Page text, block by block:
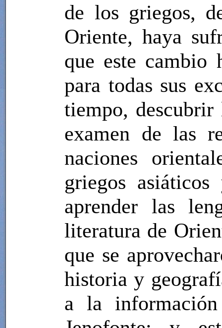
de los griegos,
Oriente, haya
que este cambio
para todas sus
tiempo,
examen de las
naciones
griegos
aprender las
literatura de
que se
historia y
a la